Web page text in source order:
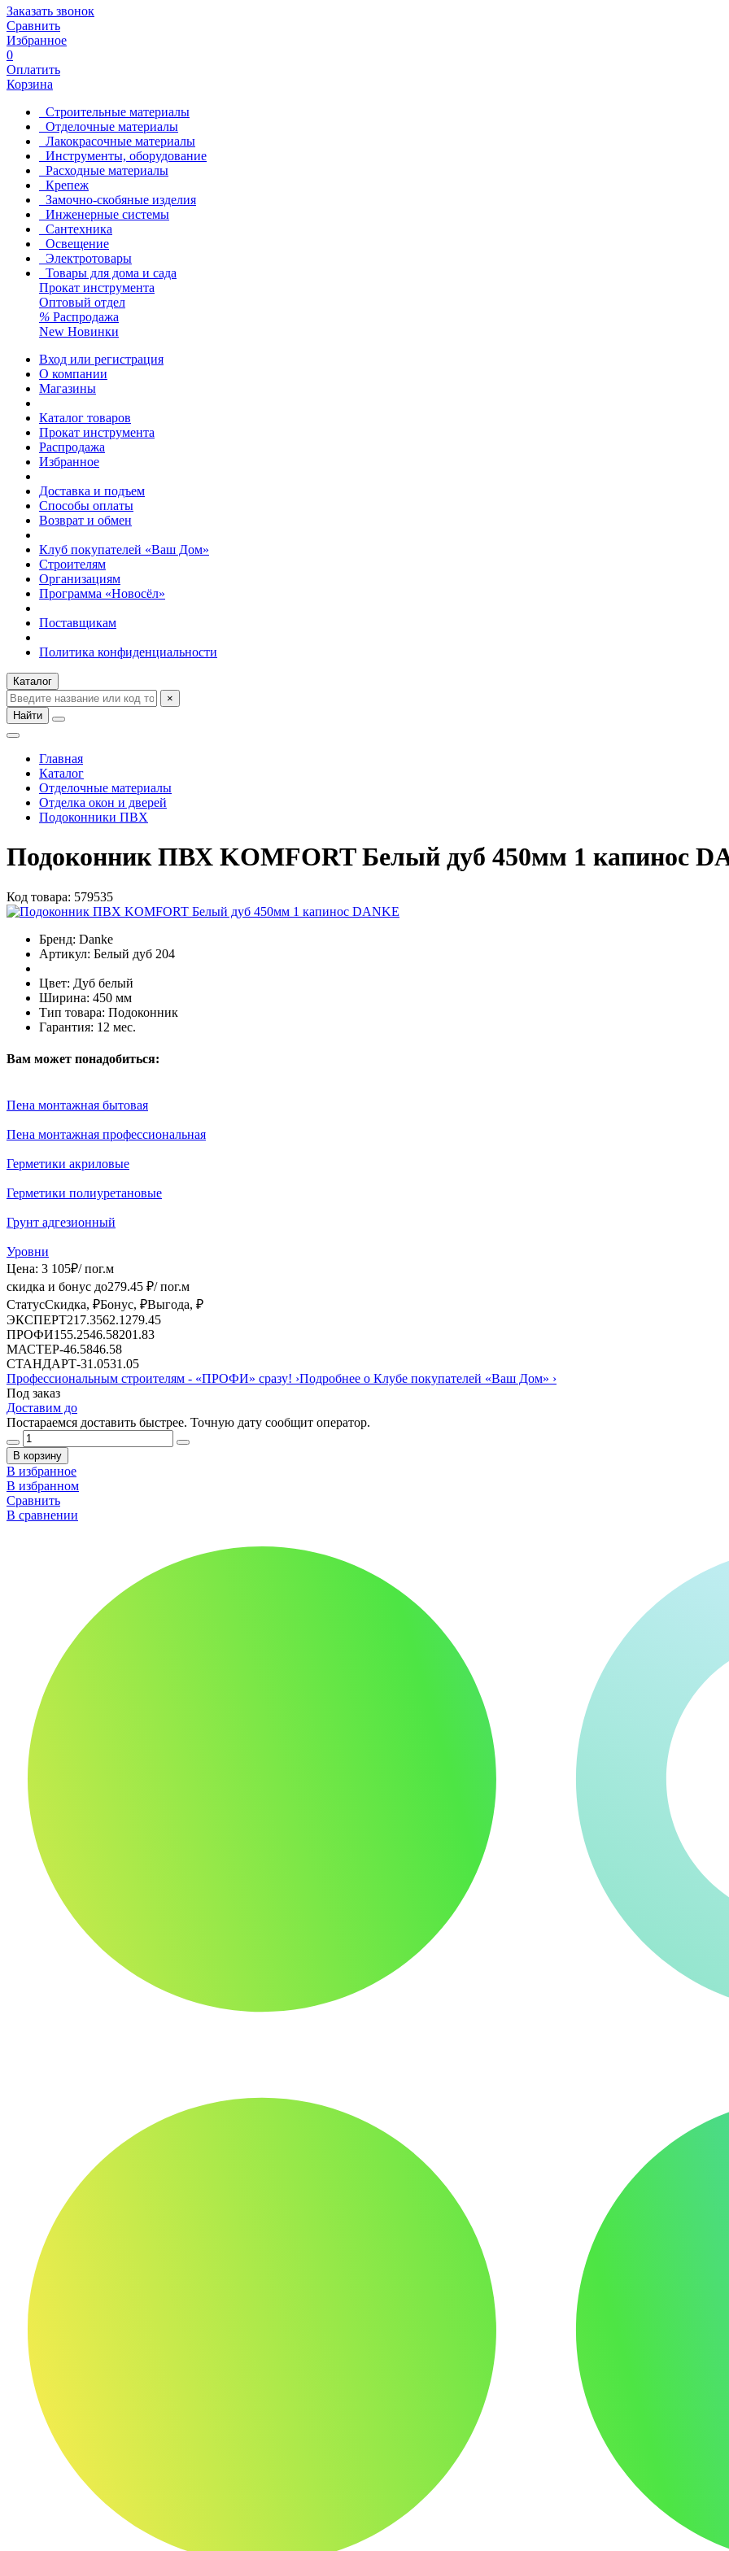
Заказать звонок
Сравнить
Избранное
0
Оплатить
Корзина
Строительные материалы
Отделочные материалы
Лакокрасочные материалы
Инструменты, оборудование
Расходные материалы
Крепеж
Замочно-скобяные изделия
Инженерные системы
Сантехника
Освещение
Электротовары
Товары для дома и сада
Прокат инструмента
Оптовый отдел
% Распродажа
New Новинки
Вход или регистрация
О компании
Магазины
Каталог товаров
Прокат инструмента
Распродажа
Избранное
Доставка и подъем
Способы оплаты
Возврат и обмен
Клуб покупателей «Ваш Дом»
Строителям
Организациям
Программа «Новосёл»
Поставщикам
Политика конфиденциальности
Каталог
×
Найти
Главная
Каталог
Отделочные материалы
Отделка окон и дверей
Подоконники ПВХ
Подоконник ПВХ KOMFORT Белый дуб 450мм 1 капинос
Код товара: 579535
Бренд: Danke
Артикул: Белый дуб 204
Цвет: Дуб белый
Ширина: 450 мм
Тип товара: Подоконник
Гарантия: 12 мес.
Вам может понадобиться:
Пена монтажная бытовая
Пена монтажная профессиональная
Герметики акриловые
Герметики полиуретановые
Грунт адгезионный
Уровни
Цена: 3 105₽/ пог.м
скидка и бонус до279.45 ₽/ пог.м
СтатусСкидка, ₽Бонус, ₽Выгода, ₽
ЭКСПЕРТ217.3562.1 279.45
ПРОФИ155.2546.58201.83
МАСТЕР-46.5846.58
СТАНДАРТ-31.0531.05
Профессиональным строителям - «ПРОФИ» сразу! ›Подробнее о Клубе покупателей «Ваш Дом» ›
Под заказ
Доставим до
Постараемся доставить быстрее. Точную дату сообщит оператор.
В корзину
В избранное
В избранном
Сравнить
В сравнении